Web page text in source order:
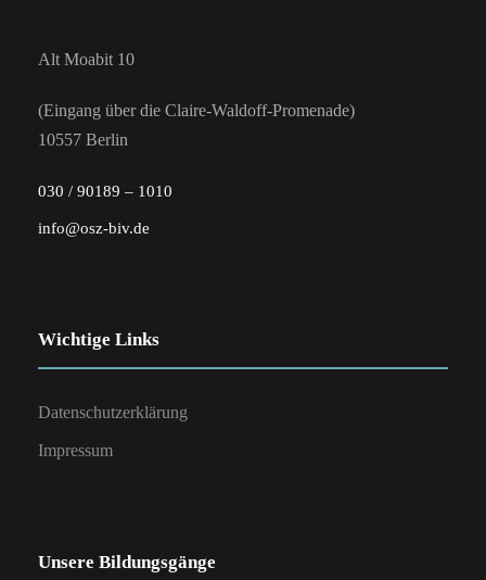
Alt Moabit 10
(Eingang über die Claire-Waldoff-Promenade)
10557 Berlin
030 / 90189 – 1010
info@osz-biv.de
Wichtige Links
Datenschutzerklärung
Impressum
Unsere Bildungsgänge